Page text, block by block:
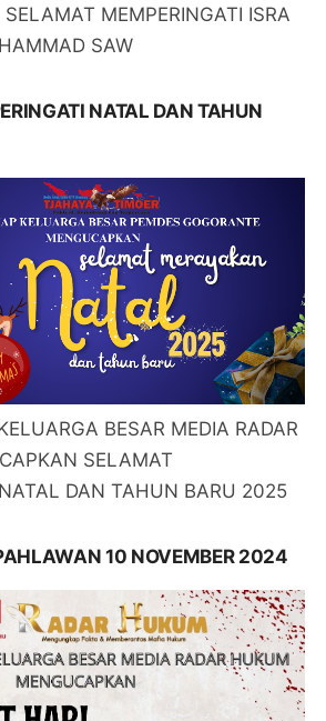
MEMPERINGATI ISRA
SAW
NATAL DAN TAHUN
BESAR MEDIA RADAR
SELAMAT
DAN TAHUN BARU 2025
10 NOVEMBER 2024